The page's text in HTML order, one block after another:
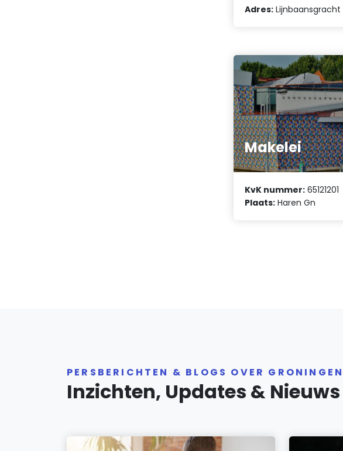
Adres: Lijnbaansgracht
Makelei
KvK nummer: 65121201
Plaats: Haren Gn
PERSBERICHTEN & BLOGS OVER GRONINGEN
Inzichten, Updates & Nieuws